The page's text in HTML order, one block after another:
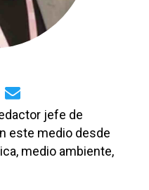
jefe de
este medio desde
medio ambiente,